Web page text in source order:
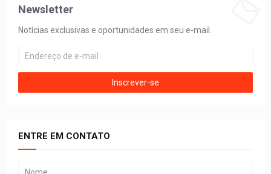
Newsletter
Notícias exclusivas e oportunidades em seu e-mail.
ENTRE EM CONTATO